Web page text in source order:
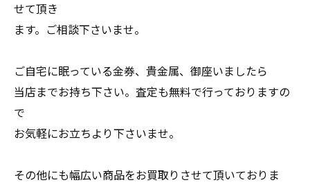
せて頂き
ます。ご相談下さいませ。
ご自宅に眠っている金券、貴金属、御座いましたら
当店までお持ち下さい。査定も無料で行っておりますの
で
お気軽にお立ちより下さいませ。
その他にも幅広い商品をお買取りさせて頂いておりま